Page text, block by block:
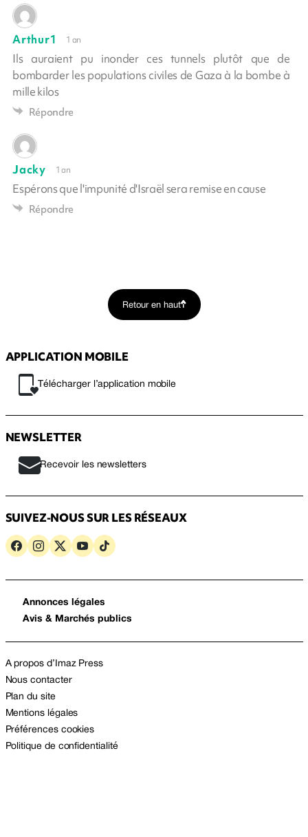
Arthur1 1 an
Ils auraient pu inonder ces tunnels plutôt que de
bombarder les populations civiles de Gaza à la bombe à
mille kilos
Répondre
Jacky 1 an
Espérons que l'impunité d'Israël sera remise en cause
Répondre
Retour en haut
APPLICATION MOBILE
Télécharger l’application mobile
NEWSLETTER
Recevoir les newsletters
SUIVEZ-NOUS SUR LES RÉSEAUX
Annonces légales
Avis & Marchés publics
A propos d’Imaz Press
Nous contacter
Plan du site
Mentions légales
Préférences cookies
Politique de confidentialité